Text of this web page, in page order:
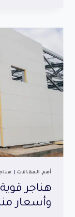
جودة
أهم المقالات
هناجر
وأسعار